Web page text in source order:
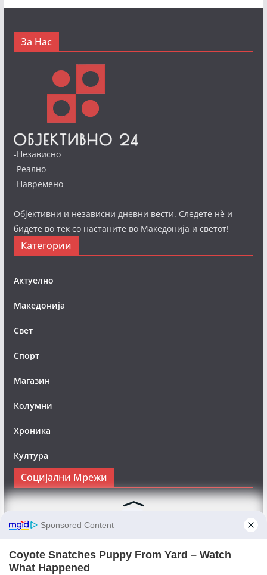
За Нас
-Независно
-Реално
-Навремено
Објективни и независни дневни вести. Следете нè и
бидете во тек со настаните во Македонија и светот!
Категории
Актуелно
Македонија
Свет
Спорт
Магазин
Колумни
Хроника
Култура
Социјални Мрежи
Следете нè на Фејсбук за да сте во тек со најновите